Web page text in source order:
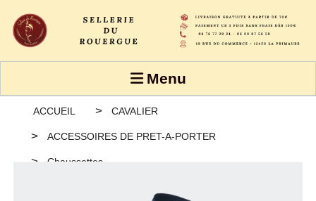
Menu
ACCUEIL CAVALIER
ACCESSOIRES DE PRET-A-PORTER
Chaussettes